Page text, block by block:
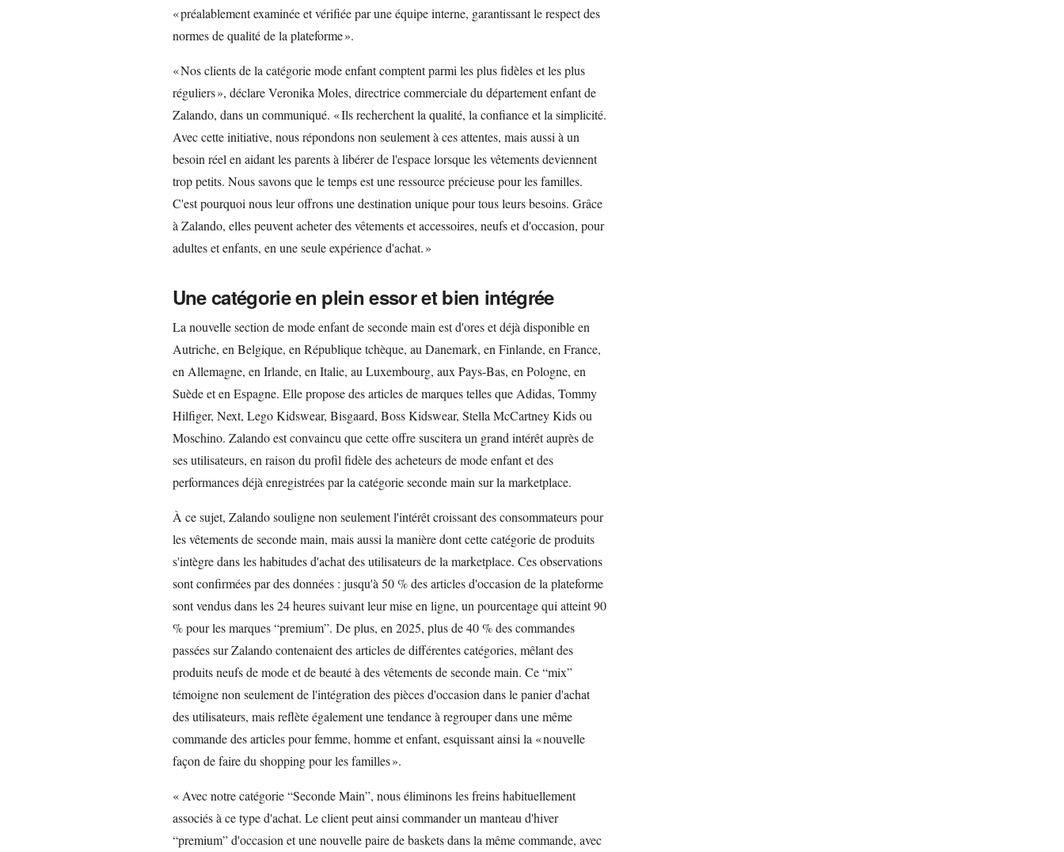
« préalablement examinée et vérifiée par une équipe interne, garantissant le respect des
normes de qualité de la plateforme ».
« Nos clients de la catégorie mode enfant comptent parmi les plus fidèles et les plus
réguliers », déclare Veronika Moles, directrice commerciale du département enfant de
Zalando, dans un communiqué. « Ils recherchent la qualité, la confiance et la simplicité.
Avec cette initiative, nous répondons non seulement à ces attentes, mais aussi à un
besoin réel en aidant les parents à libérer de l'espace lorsque les vêtements deviennent
trop petits. Nous savons que le temps est une ressource précieuse pour les familles.
C'est pourquoi nous leur offrons une destination unique pour tous leurs besoins. Grâce
à Zalando, elles peuvent acheter des vêtements et accessoires, neufs et d'occasion, pour
adultes et enfants, en une seule expérience d'achat. »
Une catégorie en plein essor et bien intégrée
La nouvelle section de mode enfant de seconde main est d'ores et déjà disponible en
Autriche, en Belgique, en République tchèque, au Danemark, en Finlande, en France,
en Allemagne, en Irlande, en Italie, au Luxembourg, aux Pays-Bas, en Pologne, en
Suède et en Espagne. Elle propose des articles de marques telles que Adidas, Tommy
Hilfiger, Next, Lego Kidswear, Bisgaard, Boss Kidswear, Stella McCartney Kids ou
Moschino. Zalando est convaincu que cette offre suscitera un grand intérêt auprès de
ses utilisateurs, en raison du profil fidèle des acheteurs de mode enfant et des
performances déjà enregistrées par la catégorie seconde main sur la marketplace.
À ce sujet, Zalando souligne non seulement l'intérêt croissant des consommateurs pour
les vêtements de seconde main, mais aussi la manière dont cette catégorie de produits
s'intègre dans les habitudes d'achat des utilisateurs de la marketplace. Ces observations
sont confirmées par des données : jusqu'à 50 % des articles d'occasion de la plateforme
sont vendus dans les 24 heures suivant leur mise en ligne, un pourcentage qui atteint 90
% pour les marques “premium”. De plus, en 2025, plus de 40 % des commandes
passées sur Zalando contenaient des articles de différentes catégories, mêlant des
produits neufs de mode et de beauté à des vêtements de seconde main. Ce “mix”
témoigne non seulement de l'intégration des pièces d'occasion dans le panier d'achat
des utilisateurs, mais reflète également une tendance à regrouper dans une même
commande des articles pour femme, homme et enfant, esquissant ainsi la « nouvelle
façon de faire du shopping pour les familles ».
« Avec notre catégorie “Seconde Main”, nous éliminons les freins habituellement
associés à ce type d'achat. Le client peut ainsi commander un manteau d'hiver
“premium” d'occasion et une nouvelle paire de baskets dans la même commande, avec